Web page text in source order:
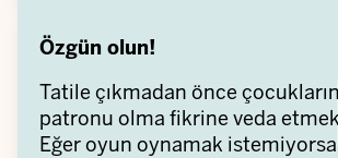
Özgün olun!
Tatile çıkmadan önce
patronu olma fikrine veda
Eğer oyun oynamak